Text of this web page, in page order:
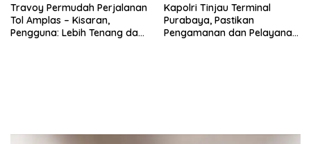
Travoy Permudah Perjalanan
Tol Amplas – Kisaran,
Pengguna: Lebih Tenang dan
Kapolri Tinjau Terminal
Purabaya, Pastikan
Pengamanan dan Pelayanan